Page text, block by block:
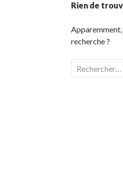
Rien de
Apparemment,
recherche ?
Rechercher :